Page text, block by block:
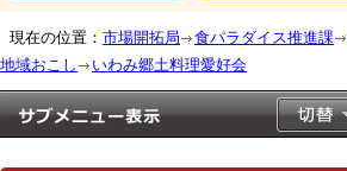
現在の位置： 市場開拓局 食パラダイス推進課
地域おこし
いわみ郷土料理愛好会